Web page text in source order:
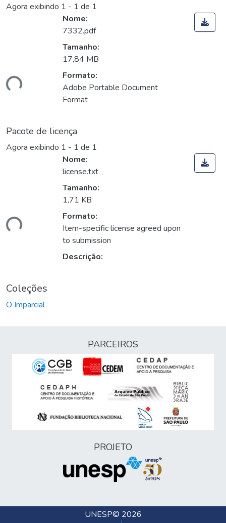
Agora exibindo 1 - 1 de 1
Nome:
7332.pdf
Tamanho:
17,84 MB
Formato:
Adobe Portable Document
Format
Pacote de licença
Agora exibindo 1 - 1 de 1
Nome:
license.txt
Tamanho:
1,71 KB
Formato:
Item-specific license agreed upon
to submission
Descrição:
Coleções
O Imparcial
PARCEIROS
PROJETO
UNESP© 2026